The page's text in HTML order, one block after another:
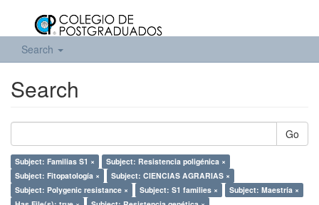
Search
Search
Go
Subject: Familias S1 ×
Subject: Resistencia poligénica ×
Subject: Fitopatología ×
Subject: CIENCIAS AGRARIAS ×
Subject: Polygenic resistance ×
Subject: S1 families ×
Subject: Maestría ×